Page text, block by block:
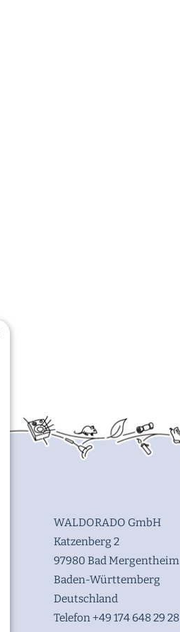
WALDORADO GmbH
Katzenberg 2
97980 Bad Mergentheim
Baden-Württemberg
Deutschland
Telefon +49 174 648 29 28